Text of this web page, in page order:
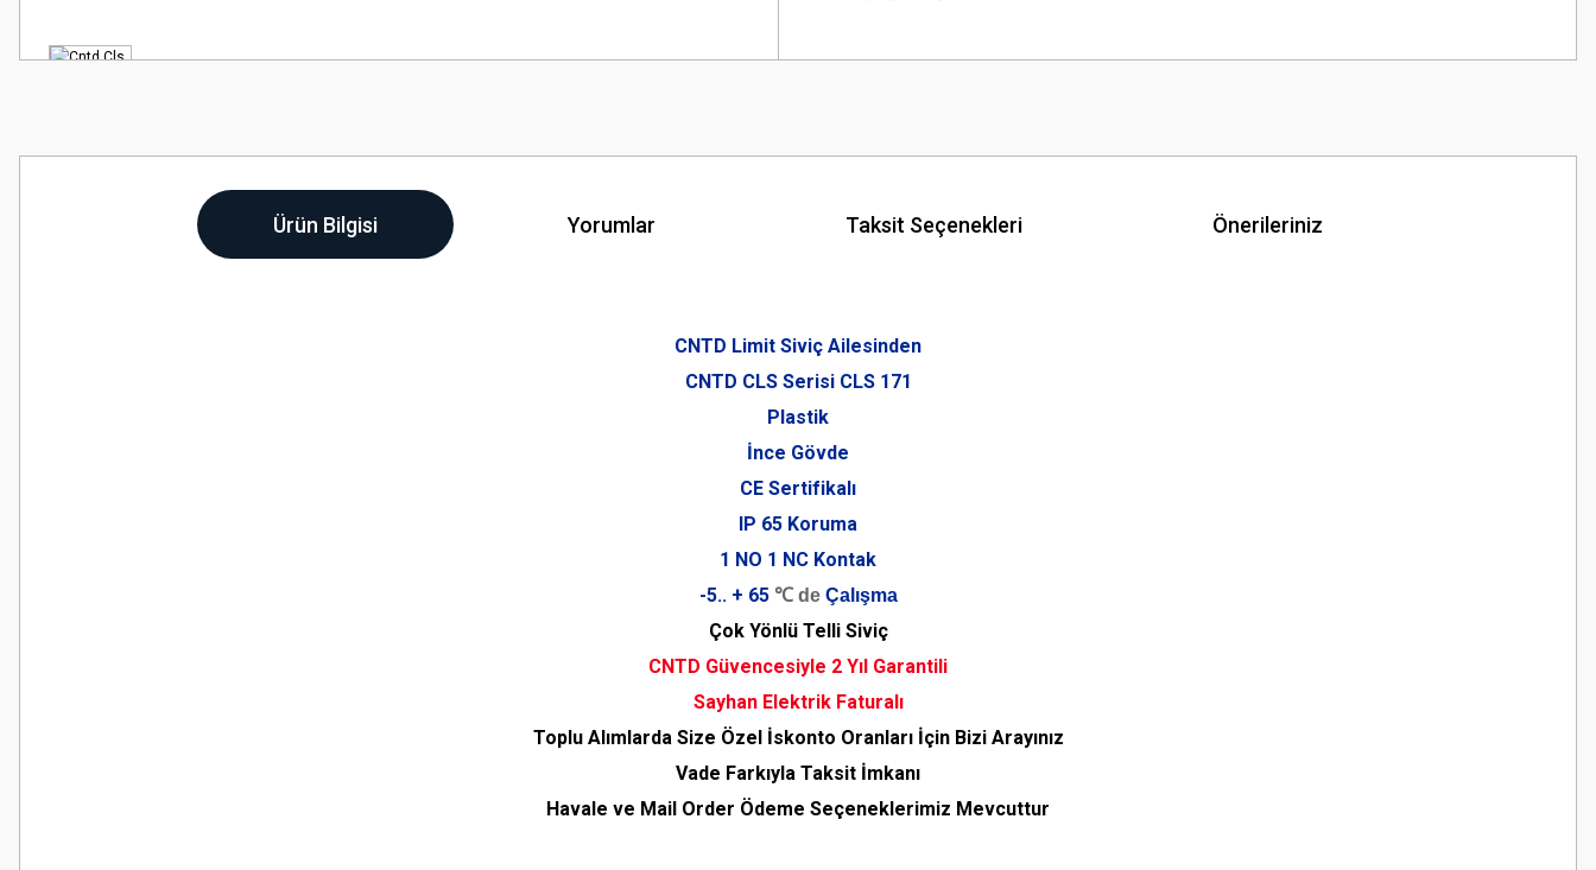
Ürün Bilgisi Yorumlar Taksit Seçenekleri Önerileriniz
CNTD Limit Siviç Ailesinden
CNTD CLS Serisi CLS 171
Plastik
İnce Gövde
CE Sertifikalı
IP 65 Koruma
1 NO 1 NC Kontak
-5.. + 65 ℃ deÇalışma
Çok Yönlü Telli Siviç
CNTD Güvencesiyle 2 Yıl Garantili
Sayhan Elektrik Faturalı
Toplu Alımlarda Size Özel İskonto Oranları İçin Bizi Arayınız
Vade Farkıyla Taksit İmkanı
Havale ve Mail Order Ödeme Seçeneklerimiz Mevcuttur